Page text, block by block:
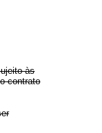
às
contrato